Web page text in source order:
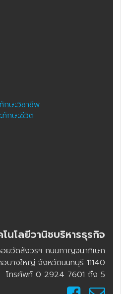
กษะวิชาชีพ
ทักษะชีวิต
นโลยีวานิชบริหารธุรกิจ
ยวัดสังวรฯ ถนนกาญจนาภิเษก
บางใหญ่ จังหวัดนนทบุรี 11140
โทรศัพท์ 0 2924 7601 ถึง 5